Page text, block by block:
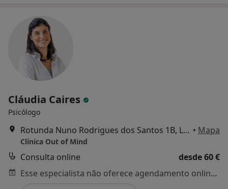
Cláudia Caires
Psicólogo
Rotunda Nuno Rodrigues dos Santos 1B, Lisboa • Mapa
Clínica Out of Mind
Consulta online
desde 60 €
Esse especialista não oferece agendamento online para esse endereço.